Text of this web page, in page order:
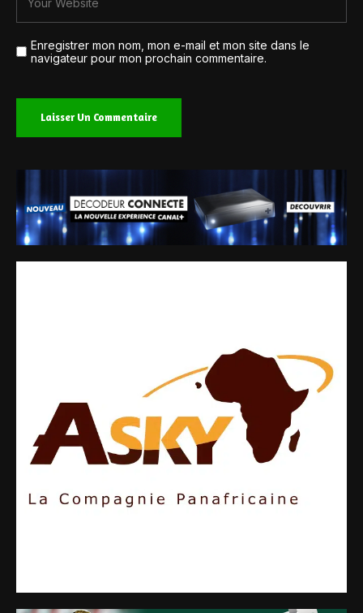
Enregistrer mon nom, mon e-mail et mon site dans le
navigateur pour mon prochain commentaire.